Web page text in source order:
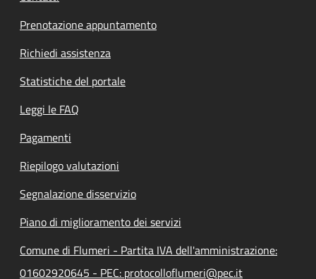
Prenotazione appuntamento
Richiedi assistenza
Statistiche del portale
Leggi le FAQ
Pagamenti
Riepilogo valutazioni
Segnalazione disservizio
Piano di miglioramento dei servizi
Comune di Flumeri - Partita IVA dell'amministrazione:
01602920645 - PEC: protocolloflumeri@pec.it